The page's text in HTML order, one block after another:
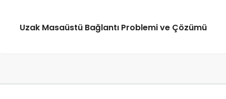
Uzak Masaüstü Bağlantı Problemi ve Çözümü